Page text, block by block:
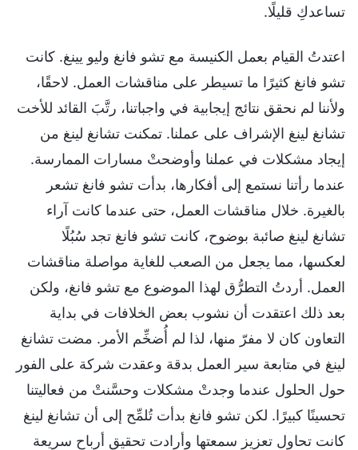
تساعدكِ قليلًا.
اعتدتُ القيام بعمل الكنيسة مع تشو فانغ وليو يينغ. كانت
تشو فانغ كثيرًا ما تسيطر على مناقشات العمل. لاحقًا،
ولأننا لم نحقق نتائج إيجابية في واجباتنا، رتَّبَ القائد للأخت
تشانغ لينغ الإشراف على عملنا. تمكنت تشانغ لينغ من
إيجاد مشكلات في عملنا وأوضحتْ مسارات الممارسة.
عندما رأتنا نستمع إلى أفكارها، بدأت تشو فانغ تشعر
بالغيرة. خلال مناقشات العمل، حتى عندما كانت آراء
تشانغ لينغ صائبة بوضوح، كانت تشو فانغ تجد سُبُلًا
لعكسها، مما يجعل من الصعب للغاية مواصلة مناقشات
العمل. أردتُ التطرُّق لهذا الموضوع مع تشو فانغ، ولكن
بعد ذلك اعتقدت أن نشوب بعض الخلافات في بداية
التعاون كان لا مفرّ منها، لذا لم أُضخِّم الأمر. مضت تشانغ
لينغ في متابعة سير العمل بدقة وعقدت شركة على الفور
حول الحلول عندما وجدتْ مشكلات وحسَّنتْ من فعاليتنا
تحسينًا كبيرًا. لكن تشو فانغ بدأت تُلمِّح إلى أن تشانغ لينغ
كانت تحاول تعزيز سمعتها وأرادت تحقيق أرباح سريعة